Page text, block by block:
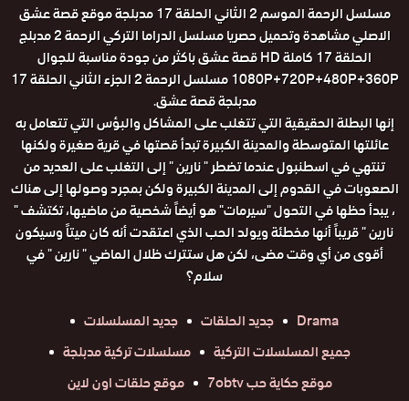
مسلسل الرحمة الموسم 2 الثاني الحلقة 17 مدبلجة موقع قصة عشق
الاصلي مشاهدة وتحميل حصريا مسلسل الدراما التركي الرحمة 2 مدبلج
الحلقة 17 كاملة HD قصة عشق باكثر من جودة مناسبة للجوال
1080P+720P+480P+360P مسلسل الرحمة 2 الجزء الثاني الحلقة 17
مدبلجة قصة عشق.
إنها البطلة الحقيقية التي تتغلب على المشاكل والبؤس التي تتعامل به
عائلتها المتوسطة والمدينة الكبيرة تبدأ قصتها في قرية صغيرة ولكنها
تنتهي في اسطنبول عندما تضطر " نارين " إلى التغلب على العديد من
الصعوبات في القدوم إلى المدينة الكبيرة ولكن بمجرد وصولها إلى هناك
، يبدأ حظها في التحول "سيرمات" هو أيضاً شخصية من ماضيها، تكتشف "
نارين " قريباً أنها مخطئة ويولد الحب الذي اعتقدت أنه كان ميتاً وسيكون
أقوى من أي وقت مضى، لكن هل ستترك ظلال الماضي " نارين " في
سلام؟
Drama
جديد الحلقات
جديد المسلسلات
جميع المسلسلات التركية
مسلسلات تركية مدبلجة
موقع حكاية حب 7obtv
موقع حلقات اون لاين